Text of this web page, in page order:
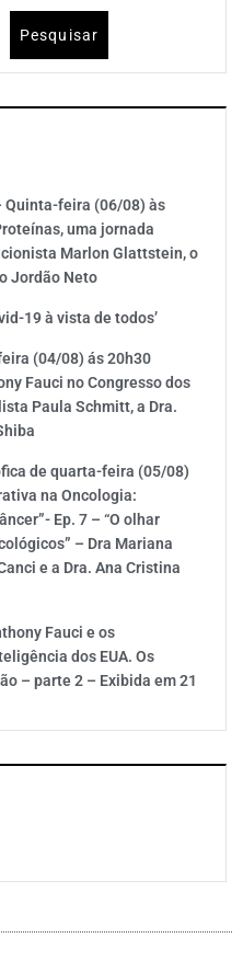
Pesquisar
Quinta-feira (06/08) às
uma jornada
Marlon Glattstein, o
Jordão Neto
19 à vista de todos’
(04/08) ás 20h30
Fauci no Congresso dos
Paula Schmitt, a Dra.
de quarta-feira (05/08)
na Oncologia:
Ep. 7 – “O olhar
– Dra Mariana
e a Dra. Ana Cristina
Fauci e os
dos EUA. Os
– parte 2 – Exibida em 21